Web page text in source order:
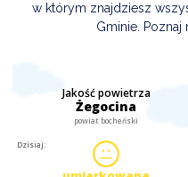
w którym znajdziesz
Gminie. Poznaj